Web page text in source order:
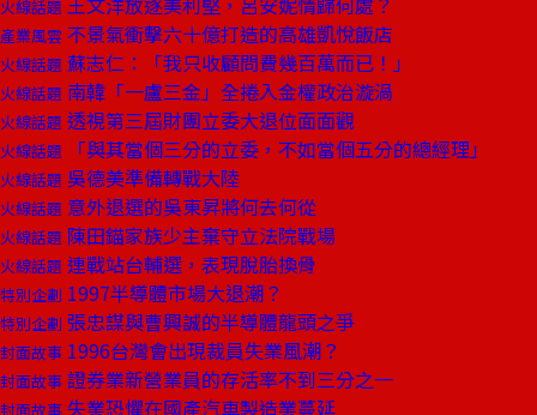
火線話題
產業風雲 不景氣衝擊六十億打造的高雄凱悅飯店
火線話題 蘇志仁：「我只收顧問費幾百萬而已！」
火線話題 南韓「一盧三金」全捲入金權政治漩渦
火線話題 透視第三屆財團立委大退位面面觀
火線話題 「與其當個三分的立委，不如當個五分的總經理」
火線話題 吳德美準備轉戰大陸
火線話題 意外退選的吳東昇將何去何從
火線話題 陳田錨家族少主棄守立法院戰場
火線話題 連戰站台輔選，表現脫胎換骨
特別企劃 1997半導體市場大退潮？
特別企劃 張忠謀與曹興誠的半導體龍頭之爭
封面故事 1996台灣會出現裁員失業風潮？
封面故事 證券業新營業員的存活率不到三分之一
封面故事 失業恐懼在國產汽車製造業蔓延